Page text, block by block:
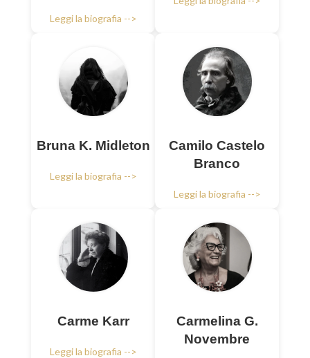
Leggi la biografia -->
Bruna K. Midleton
Leggi la biografia -->
Camilo Castelo
Branco
Leggi la biografia -->
Carme Karr
Leggi la biografia -->
Carmelina G.
Novembre